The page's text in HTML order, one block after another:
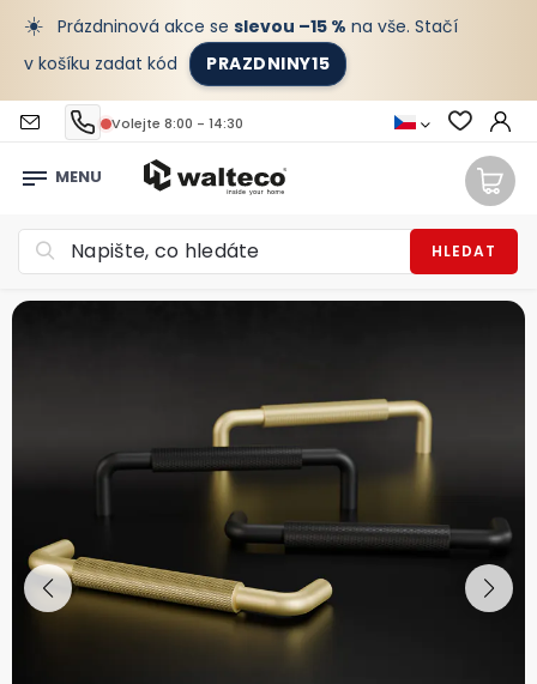
☀️ Prázdninová akce se slevou –15 % na vše. Stačí
v košíku zadat kód
PRAZDNINY15
Volejte 8:00 - 14:30
HLEDAT